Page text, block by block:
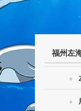
福州左
+
+